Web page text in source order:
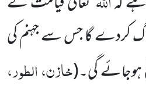
کردے گا جس سے جہنم کی
ہوجائے گی۔(خازن، الطور،